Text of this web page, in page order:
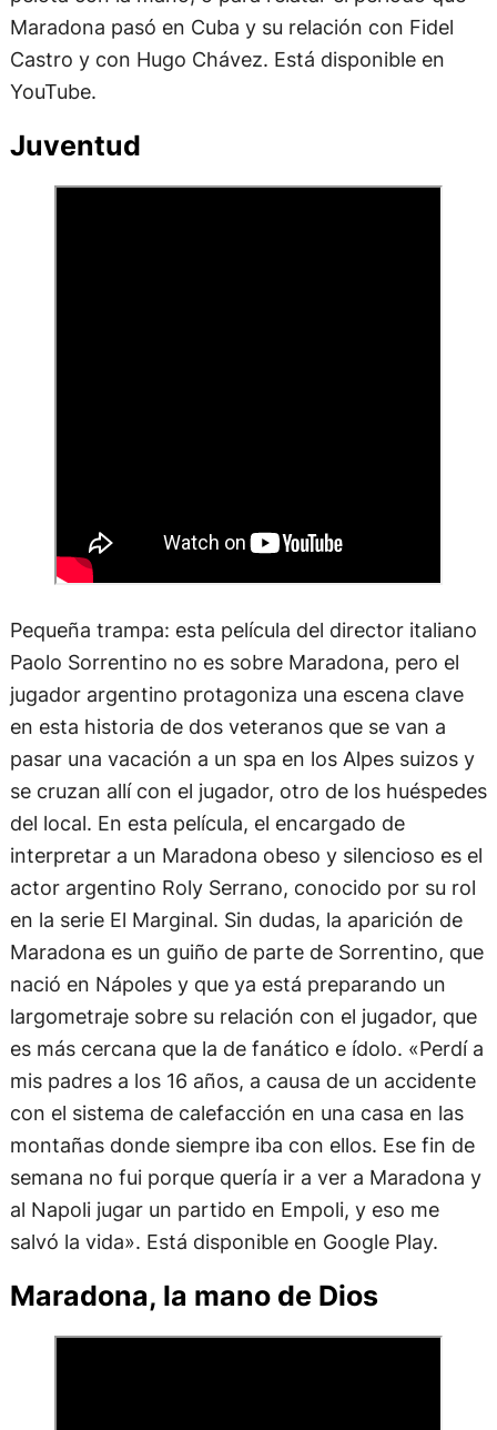
Maradona pasó en Cuba y su relación con Fidel
Castro y con Hugo Chávez. Está disponible en
YouTube.
Juventud
Pequeña trampa: esta película del director italiano
Paolo Sorrentino no es sobre Maradona, pero el
jugador argentino protagoniza una escena clave
en esta historia de dos veteranos que se van a
pasar una vacación a un spa en los Alpes suizos y
se cruzan allí con el jugador, otro de los huéspedes
del local. En esta película, el encargado de
interpretar a un Maradona obeso y silencioso es el
actor argentino Roly Serrano, conocido por su rol
en la serie El Marginal. Sin dudas, la aparición de
Maradona es un guiño de parte de Sorrentino, que
nació en Nápoles y que ya está preparando un
largometraje sobre su relación con el jugador, que
es más cercana que la de fanático e ídolo. «Perdí a
mis padres a los 16 años, a causa de un accidente
con el sistema de calefacción en una casa en las
montañas donde siempre iba con ellos. Ese fin de
semana no fui porque quería ir a ver a Maradona y
al Napoli jugar un partido en Empoli, y eso me
salvó la vida». Está disponible en Google Play.
Maradona, la mano de Dios